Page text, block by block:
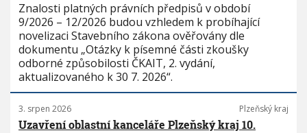
Znalosti platných právních předpisů v období
9/2026 – 12/2026 budou vzhledem k probíhající
novelizaci Stavebního zákona ověřovány dle
dokumentu „Otázky k písemné části zkoušky
odborné způsobilosti ČKAIT, 2. vydání,
aktualizovaného k 30 7. 2026“.
3. srpen 2026 Plzeňský kraj
Uzavření oblastní kanceláře Plzeňský kraj 10.